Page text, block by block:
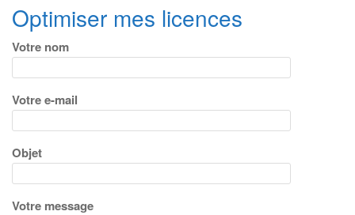
Optimiser mes licences
Votre nom
Votre e-mail
Objet
Votre message